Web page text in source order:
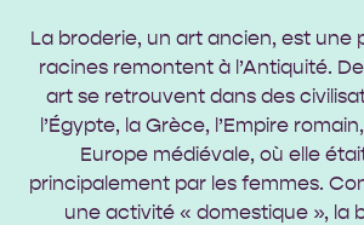
La broderie, un art ancien, est une
racines remontent à l’Antiquité.
art se retrouvent dans des
l’Égypte, la Grèce, l’Empire
Europe médiévale, où elle
principalement par les femmes.
une activité « domestique », la